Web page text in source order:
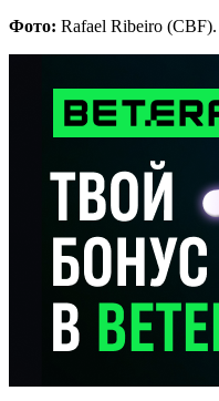
Фото: Rafael Ribeiro (CBF).